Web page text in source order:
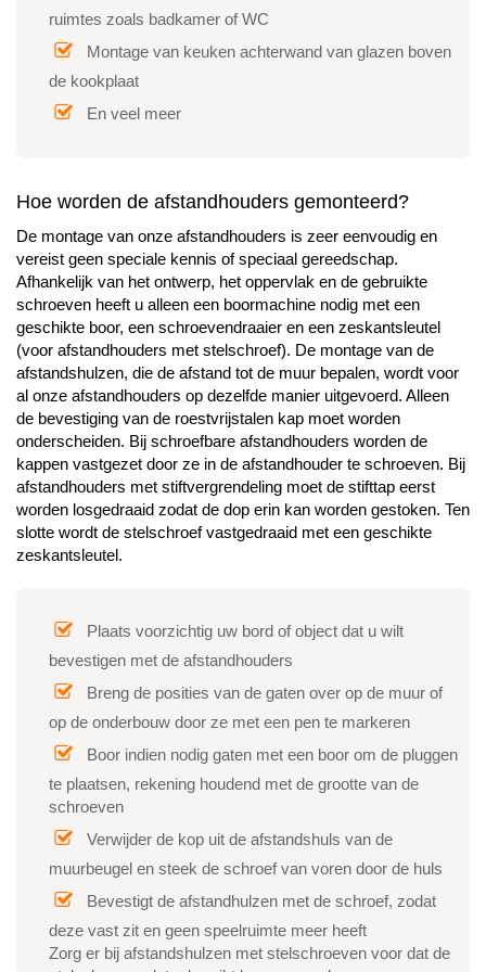
ruimtes zoals badkamer of WC
Montage van keuken achterwand van glazen boven
de kookplaat
En veel meer
Hoe worden de afstandhouders gemonteerd?
De montage van onze afstandhouders is zeer eenvoudig en
vereist geen speciale kennis of speciaal gereedschap.
Afhankelijk van het ontwerp, het oppervlak en de gebruikte
schroeven heeft u alleen een boormachine nodig met een
geschikte boor, een schroevendraaier en een zeskantsleutel
(voor afstandhouders met stelschroef). De montage van de
afstandshulzen, die de afstand tot de muur bepalen, wordt voor
al onze afstandhouders op dezelfde manier uitgevoerd. Alleen
de bevestiging van de roestvrijstalen kap moet worden
onderscheiden. Bij schroefbare afstandhouders worden de
kappen vastgezet door ze in de afstandhouder te schroeven. Bij
afstandhouders met stiftvergrendeling moet de stifttap eerst
worden losgedraaid zodat de dop erin kan worden gestoken. Ten
slotte wordt de stelschroef vastgedraaid met een geschikte
zeskantsleutel.
Plaats voorzichtig uw bord of object dat u wilt
bevestigen met de afstandhouders
Breng de posities van de gaten over op de muur of
op de onderbouw door ze met een pen te markeren
Boor indien nodig gaten met een boor om de pluggen
te plaatsen, rekening houdend met de grootte van de
schroeven
Verwijder de kop uit de afstandshuls van de
muurbeugel en steek de schroef van voren door de huls
Bevestigt de afstandhulzen met de schroef, zodat
deze vast zit en geen speelruimte meer heeft
Zorg er bij afstandshulzen met stelschroeven voor dat de